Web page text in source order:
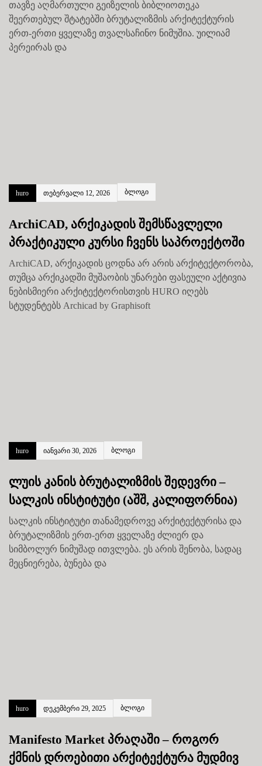
თავზე აღმართული გეიზელის ბიბლიოთეკა
შეერთებულ შტატებში ბრუტალიზმის არქიტექტურის
ერთ-ერთი ყველაზე თვალსაჩინო ნიმუშია. უილიამ
პერეირას და
huro თებერვალი 12, 2026 ბლოგი
ArchiCAD, არქიკადის შემსწავლელი
პრაქტიკული კურსი ჩვენს საპროექტოში
ArchiCAD, არქიკადის ცოდნა არ არის არქიტექტორობა,
თუმცა არქიკადში მუშაობის უნარები ფასეული აქტივია
ნებისმიერი არქიტექტორისთვის HURO იღებს
სტუდენტებს Archicad by Graphisoft
huro იანვარი 30, 2026 ბლოგი
ლუის კანის ბრუტალიზმის შედევრი –
სალკის ინსტიტუტი (აშშ, კალიფორნია)
სალკის ინსტიტუტი თანამედროვე არქიტექტურისა და
ბრუტალიზმის ერთ-ერთ ყველაზე ძლიერ და
სიმბოლურ ნიმუშად ითვლება. ეს არის შენობა, სადაც
მეცნიერება, ბუნება და
huro დეკემბერი 29, 2025 ბლოგი
Manifesto Market პრაღაში – როგორ
ქმნის დროებითი არქიტექტურა მუდმივ